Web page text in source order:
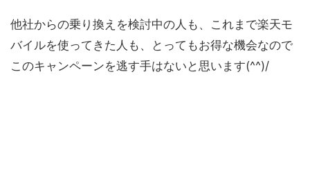
他社からの乗り換えを検討中の人も、これまで楽天モ
バイルを使ってきた人も、とってもお得な機会なので
このキャンペーンを逃す手はないと思います(^^)/